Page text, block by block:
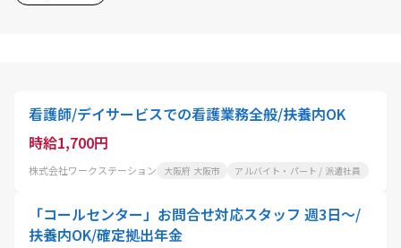
看護師/デイサービスでの看護業務全般/扶養内OK
時給1,700円
株式会社ワークステーション 大阪府 大阪市 アルバイト・パート / 派遣社員
「コールセンター」お問合せ対応スタッフ 週3日～/
扶養内OK/確定拠出年金